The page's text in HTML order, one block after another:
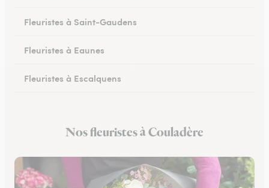
Fleuristes à Saint-Gaudens
Fleuristes à Eaunes
Fleuristes à Escalquens
Fleuristes à Colomiers
Nos fleuristes à Couladère